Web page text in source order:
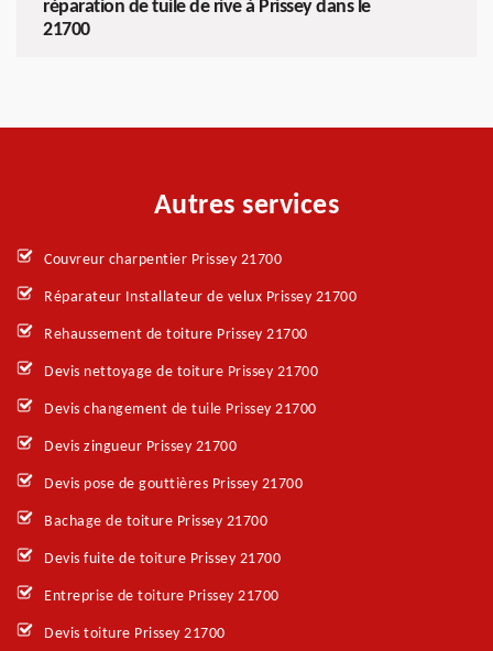
réparation de tuile de rive à Prissey dans le
21700
Autres services
Couvreur charpentier Prissey 21700
Réparateur Installateur de velux Prissey 21700
Rehaussement de toiture Prissey 21700
Devis nettoyage de toiture Prissey 21700
Devis changement de tuile Prissey 21700
Devis zingueur Prissey 21700
Devis pose de gouttières Prissey 21700
Bachage de toiture Prissey 21700
Devis fuite de toiture Prissey 21700
Entreprise de toiture Prissey 21700
Devis toiture Prissey 21700